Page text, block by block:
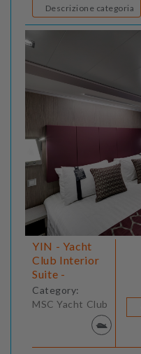
Descrizione categoria
YIN - Yacht
Club Interior
Suite -
Category:
MSC Yacht Club